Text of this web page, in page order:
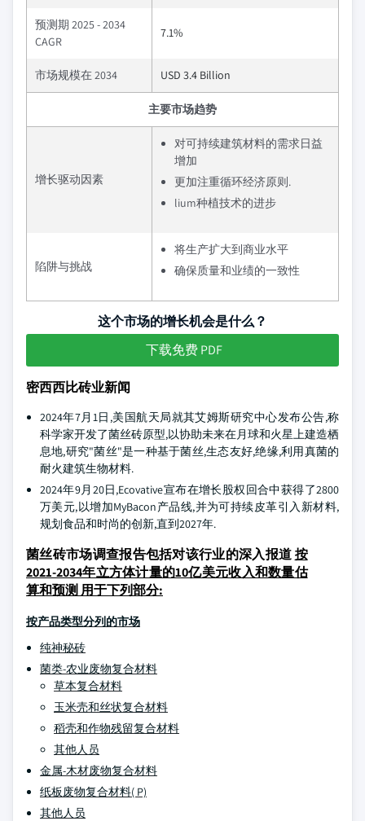
预测期 2025 - 2034
CAGR
7.1%
市场规模在 2034 USD 3.4 Billion
主要市场趋势
增长驱动因素
对可持续建筑材料的需求日益
增加
更加注重循环经济原则.
lium种植技术的进步
陷阱与挑战
将生产扩大到商业水平
确保质量和业绩的一致性
这个市场的增长机会是什么？
下载免费 PDF
密西西比砖业新闻
2024年7月1日,美国航天局就其艾姆斯研究中心发布公告,称
科学家开发了菌丝砖原型,以协助未来在月球和火星上建造栖
息地,研究"菌丝"是一种基于菌丝,生态友好,绝缘,利用真菌的
耐火建筑生物材料.
2024年9月20日,Ecovative宣布在增长股权回合中获得了2800
万美元,以增加MyBacon产品线,并为可持续皮革引入新材料,
规划食品和时尚的创新,直到2027年.
菌丝砖市场调查报告包括对该行业的深入报道按
2021-2034年立方体计量的10亿美元收入和数量估
算和预测 用于下列部分:
按产品类型分列的市场
纯神秘砖
菌类-农业废物复合材料
草本复合材料
玉米壳和丝状复合材料
稻壳和作物残留复合材料
其他人员
金属-木材废物复合材料
纸板废物复合材料( P)
其他人员